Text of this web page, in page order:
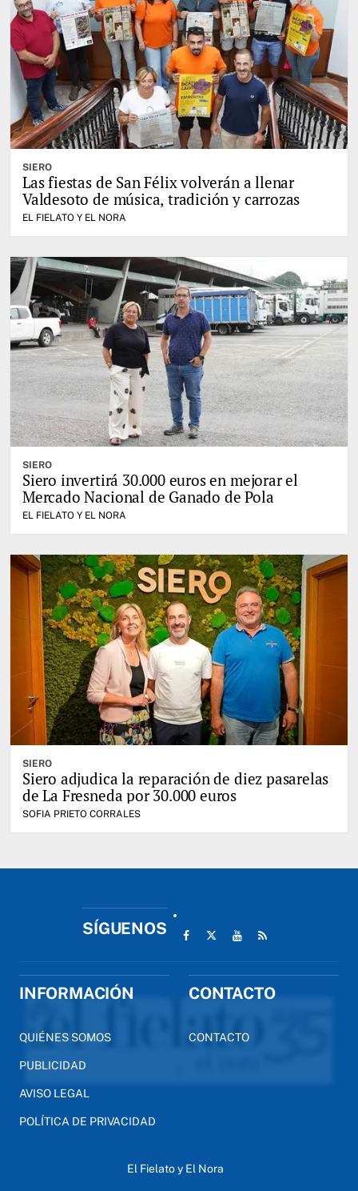
SIERO
Las fiestas de San Félix volverán a llenar
Valdesoto de música, tradición y carrozas
EL FIELATO Y EL NORA
SIERO
Siero invertirá 30.000 euros en mejorar el
Mercado Nacional de Ganado de Pola
EL FIELATO Y EL NORA
SIERO
Siero adjudica la reparación de diez pasarelas
de La Fresneda por 30.000 euros
SOFIA PRIETO CORRALES
SÍGUENOS
INFORMACIÓN
QUIÉNES SOMOS
PUBLICIDAD
AVISO LEGAL
POLÍTICA DE PRIVACIDAD
CONTACTO
CONTACTO
El Fielato y El Nora